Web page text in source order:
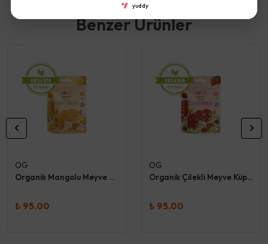
Benzer Ürünler
OG
Organik Mangolu Meyve Küpleri 30 Gr - Og
₺ 95.00
OG
Organik Çilekli Meyve Küpleri 30 Gr - Og
₺ 95.00
yuddy